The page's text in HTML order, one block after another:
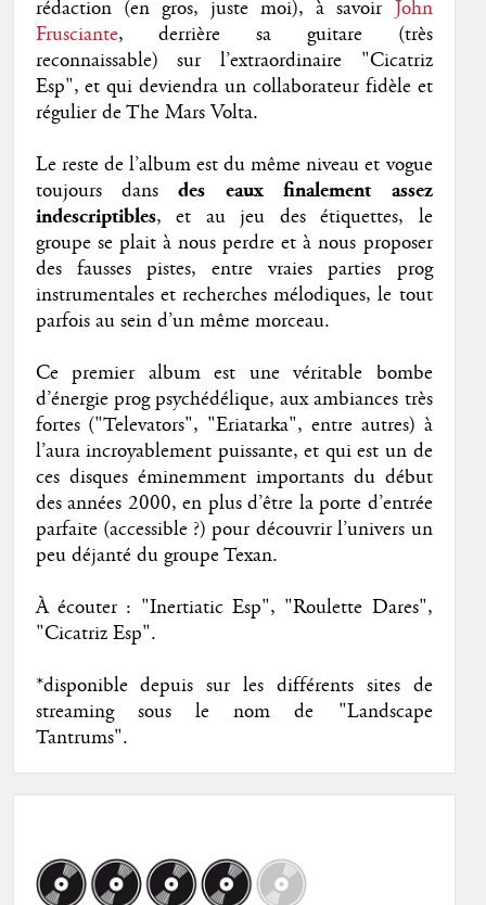
rédaction (en gros, juste moi), à savoir John
Frusciante, derrière sa guitare (très
reconnaissable) sur l’extraordinaire "Cicatriz
Esp", et qui deviendra un collaborateur fidèle et
régulier de The Mars Volta.
Le reste de l’album est du même niveau et vogue
toujours dansdes eaux finalement assez
indescriptibles, et au jeu des étiquettes, le
groupe se plait à nous perdre et à nous proposer
des fausses pistes, entre vraies parties prog
instrumentales et recherches mélodiques, le tout
parfois au sein d’un même morceau.
Ce premier album est une véritable bombe
d’énergie prog psychédélique, aux ambiances très
fortes ("Televators", "Eriatarka", entre autres) à
l’aura incroyablement puissante, et qui est un de
ces disques éminemment importants du début
des années 2000, en plus d’être la porte d’entrée
parfaite (accessible ?) pour découvrir l’univers un
peu déjanté du groupe Texan.
À écouter : "Inertiatic Esp", "Roulette Dares",
"Cicatriz Esp".
*disponible depuis sur les différents sites de
streaming sous le nom de "Landscape
Tantrums".